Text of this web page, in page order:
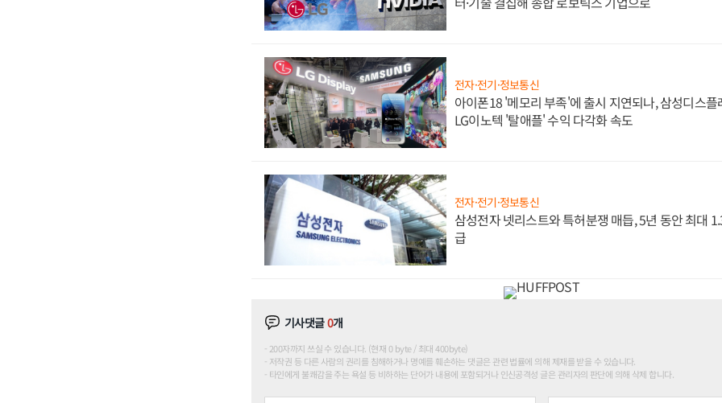
전자·전기·정보통신
아이폰18 '메모리 부족'에 출시 지연되나, 삼성디스플
LG이노텍 '탈애플' 수익 다각화 속도
전자·전기·정보통신
삼성전자 넷리스트와 특허분쟁 매듭, 5년 동안 최대
급
기사댓글0개
200자까지 쓰실 수 있습니다. (현재 0 byte / 최대 400byte)
저작권 등 다른 사람의 권리를 침해하거나 명예를 훼손하는 댓글은 관련 법률에 의해 제재를 받을 수 있습니다.
타인에게 불쾌감을 주는 욕설 등 비하하는 단어가 내용에 포함되거나 인신공격성 글은 관리자의 판단에 의해 삭제 합니다.